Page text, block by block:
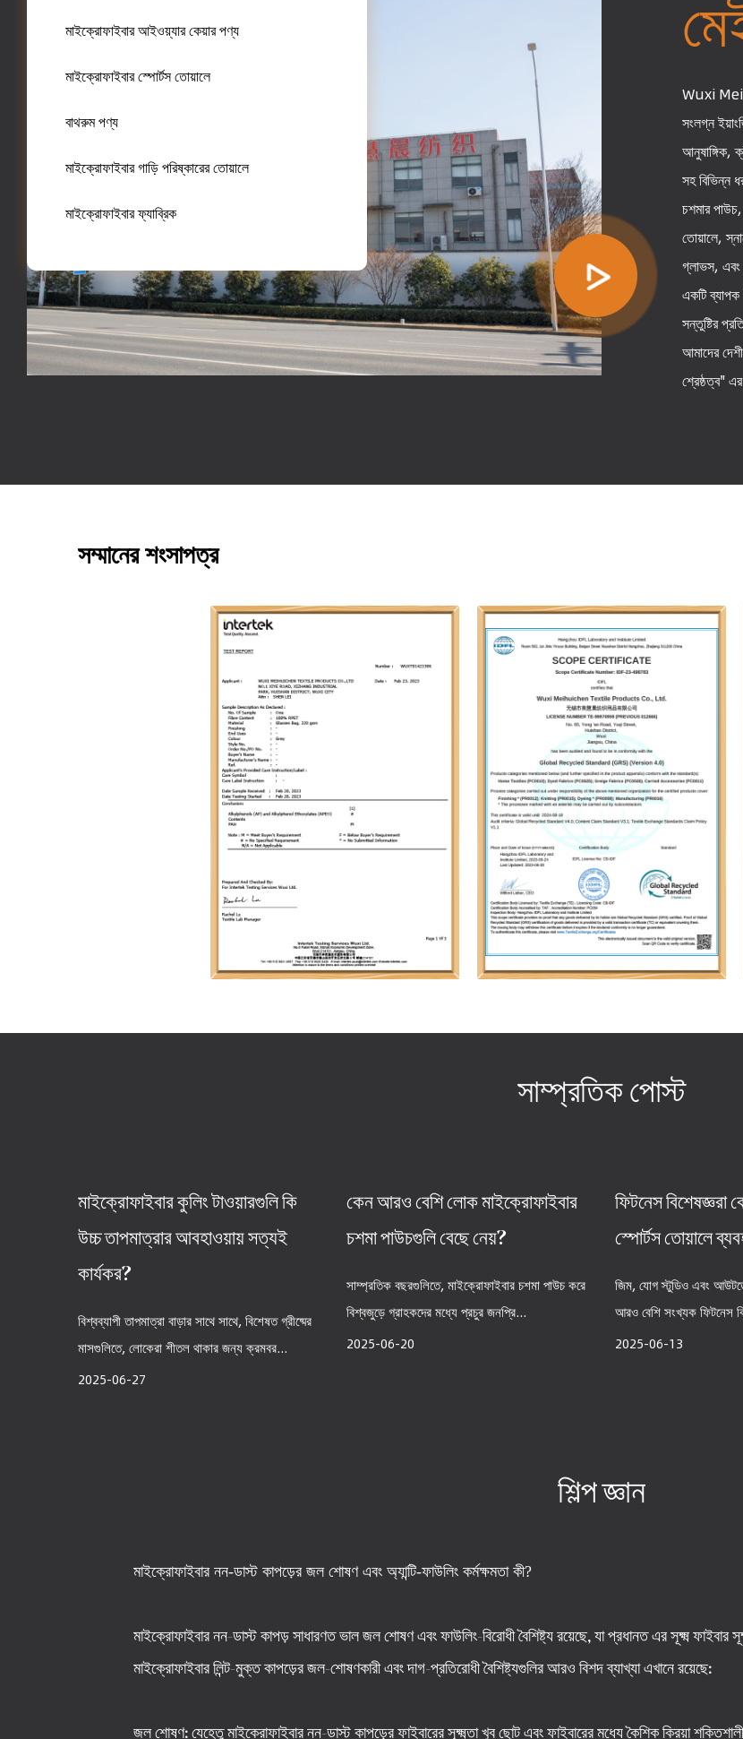
Wuxi
সংলগ্ন
আনুষাঙ্গিক,
সহ বিভিন্ন
চশমার
তোয়ালে,
গ্লাভস, এবং
একটি ব্যাপক
সন্তুষ্টির
আমাদের
শ্রেষ্ঠত্ব"
সম্মানের শংসাপত্র
সাম্প্রতিক পোস্ট
মাইক্রোফাইবার কুলিং টাওয়ারগুলি কি
উচ্চ তাপমাত্রার আবহাওয়ায় সত্যই
কার্যকর?
বিশ্বব্যাপী তাপমাত্রা বাড়ার সাথে সাথে, বিশেষত গ্রীষ্মের
মাসগুলিতে, লোকেরা শীতল থাকার জন্য ক্রমবর...
2025-06-27
কেন আরও বেশি লোক মাইক্রোফাইবার
চশমা পাউচগুলি বেছে নেয়?
সাম্প্রতিক বছরগুলিতে, মাইক্রোফাইবার চশমা পাউচ করে
বিশ্বজুড়ে গ্রাহকদের মধ্যে প্রচুর জনপ্রি...
2025-06-20
ফিটনেস বিশেষজ্ঞরা
স্পোর্টস তোয়ালে
জিম, যোগ স্টুডিও এবং
আরও বেশি সংখ্যক ফিটনেস
2025-06-13
শিল্প জ্ঞান
মাইক্রোফাইবার নন-ডাস্ট কাপড়ের জল শোষণ এবং অ্যান্টি-ফাউলিং কর্মক্ষমতা কী?
মাইক্রোফাইবার নন-ডাস্ট কাপড় সাধারণত ভাল জল শোষণ এবং ফাউলিং-বিরোধী বৈশিষ্ট্য রয়েছে, যা প্রধানত এর সূক্ষ্ম ফাইবার
মাইক্রোফাইবার লিন্ট-মুক্ত কাপড়ের জল-শোষণকারী এবং দাগ-প্রতিরোধী বৈশিষ্ট্যগুলির আরও বিশদ ব্যাখ্যা এখানে রয়েছে:
জল শোষণ: যেহেতু মাইক্রোফাইবার নন-ডাস্ট কাপড়ের ফাইবারের সূক্ষ্মতা খুব ছোট এবং ফাইবারের মধ্যে কৈশিক ক্রিয়া
মাইক্রোফাইবার আইওয়্যার কেয়ার পণ্য
মাইক্রোফাইবার স্পোর্টস তোয়ালে
বাথরুম পণ্য
মাইক্রোফাইবার গাড়ি পরিষ্কারের তোয়ালে
মাইক্রোফাইবার ফ্যাব্রিক